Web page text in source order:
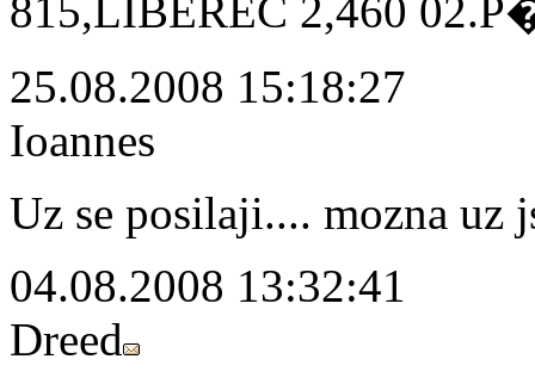
815,LIBEREC 2,460
25.08.2008 15:18:27
Ioannes
Uz se posilaji.... mozna uz
04.08.2008 13:32:41
Dreed